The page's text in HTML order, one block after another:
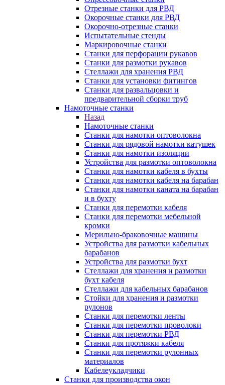
Отрезные станки для РВД
Окорочные станки для РВД
Окорочно-отрезные станки
Испытательные стенды
Маркировочные станки
Станки для перфорации рукавов
Станки для размотки рукавов
Стеллажи для хранения РВД
Станки для установки фитингов
Станки для развальцовки и
предварительной сборки труб
Намоточные станки
Назад
Намоточные станки
Станки для намотки оптоволокна
Станки для рядовой намотки катушек
Станки для намотки изоляции
Устройства для размотки оптоволокна
Станки для намотки кабеля в бухты
Станки для намотки кабеля на барабан
Станки для намотки каната на барабан
и в бухту
Станки для перемотки кабеля
Станки для перемотки мебельной
кромки
Мерильно-браковочные машины
Устройства для размотки кабельных
барабанов
Устройства для размотки бухт
Стеллажи для хранения и размотки
бухт кабеля
Стеллажи для кабельных барабанов
Стойки для хранения и размотки
рулонов
Станки для перемотки ленты
Станки для перемотки проволоки
Станки для перемотки РВД
Станки для протяжки кабеля
Станки для перемотки рулонных
материалов
Кабелеукладчики
Станки для производства окон